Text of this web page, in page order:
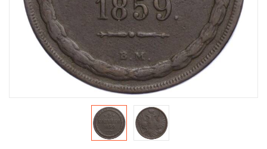
Юбилейные монеты Банка России (с 1999 года)
Памятные и инвестиционные монеты СССР и России
Иностранные монеты
Неофициальные выпуски монет (Unusual)
Античные и средневековые монеты